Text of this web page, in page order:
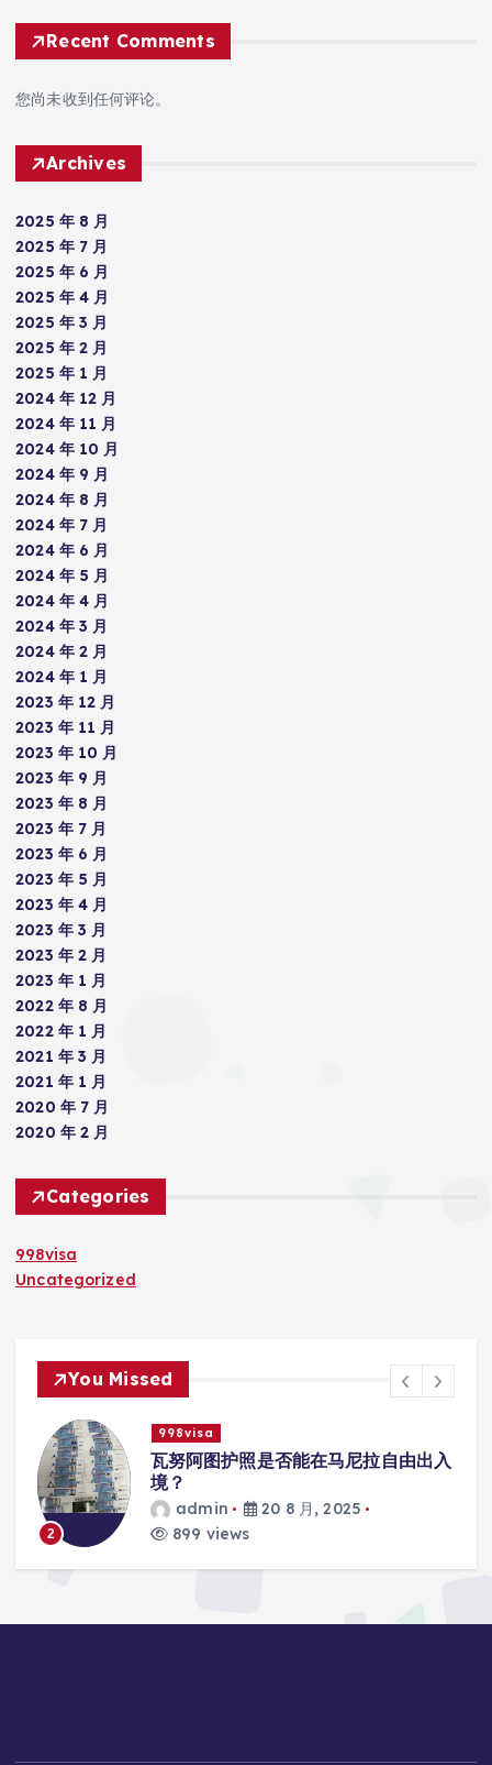
Recent Comments
您尚未收到任何评论。
Archives
2025 年 8 月
2025 年 7 月
2025 年 6 月
2025 年 4 月
2025 年 3 月
2025 年 2 月
2025 年 1 月
2024 年 12 月
2024 年 11 月
2024 年 10 月
2024 年 9 月
2024 年 8 月
2024 年 7 月
2024 年 6 月
2024 年 5 月
2024 年 4 月
2024 年 3 月
2024 年 2 月
2024 年 1 月
2023 年 12 月
2023 年 11 月
2023 年 10 月
2023 年 9 月
2023 年 8 月
2023 年 7 月
2023 年 6 月
2023 年 5 月
2023 年 4 月
2023 年 3 月
2023 年 2 月
2023 年 1 月
2022 年 8 月
2022 年 1 月
2021 年 3 月
2021 年 1 月
2020 年 7 月
2020 年 2 月
Categories
998visa
Uncategorized
You Missed
3
998visa
瓦努阿图护照是否能在马尼拉使用国际
学校的注册？
admin
20 8 月, 2025
815 views